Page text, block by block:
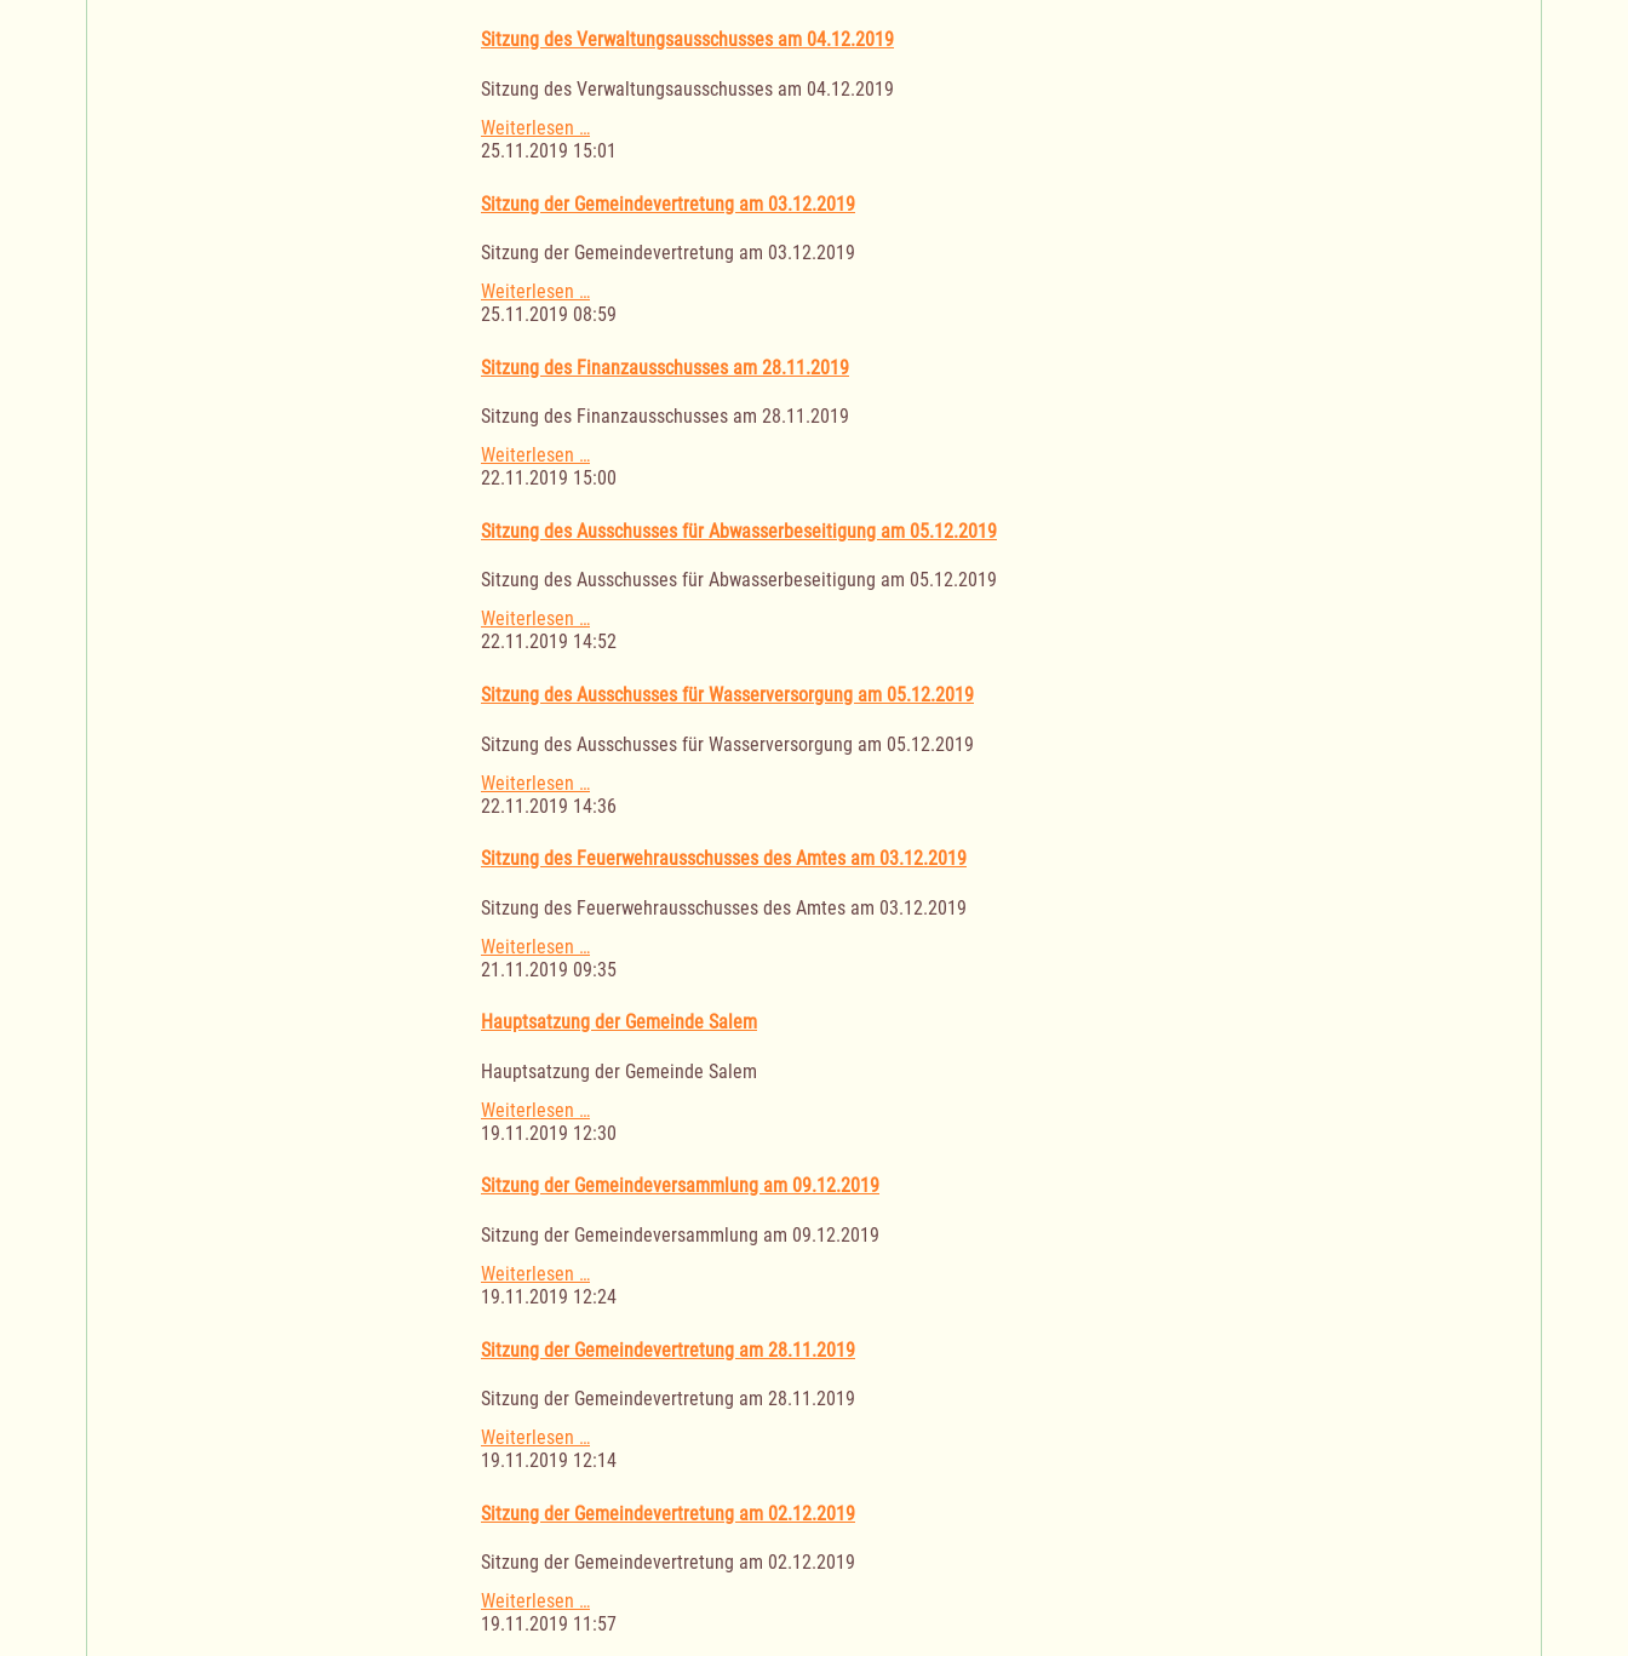
am
11.12.2019
Sitzung des Verwaltungsausschusses am 04.12.2019
Sitzung des Verwaltungsausschusses am 04.12.2019
Weiterlesen …Sitzung
des
am
04.12.2019
25.11.2019 15:01
Sitzung der Gemeindevertretung am 03.12.2019
Sitzung der Gemeindevertretung am 03.12.2019
Weiterlesen …Sitzung
der
am
03.12.2019
25.11.2019 08:59
Sitzung des Finanzausschusses am 28.11.2019
Sitzung des Finanzausschusses am 28.11.2019
Weiterlesen …Sitzung
des
am
28.11.2019
22.11.2019 15:00
Sitzung des Ausschusses für Abwasserbeseitigung am 05.12.2019
Sitzung des Ausschusses für Abwasserbeseitigung am 05.12.2019
Weiterlesen …Sitzung
des
für
Abwasserbeseitigung
05.12.2019
22.11.2019 14:52
Sitzung des Ausschusses für Wasserversorgung am 05.12.2019
Sitzung des Ausschusses für Wasserversorgung am 05.12.2019
Weiterlesen …
des
für
Wasserversorgung
05.12.2019
22.11.2019 14:36
Sitzung des Feuerwehrausschusses des Amtes am 03.12.2019
Sitzung des Feuerwehrausschusses des Amtes am 03.12.2019
Weiterlesen …
des
des
Amtes
am
03.12.2019
21.11.2019 09:35
Hauptsatzung der Gemeinde Salem
Hauptsatzung der Gemeinde Salem
Weiterlesen …Hauptsatzung
der
Salem
19.11.2019 12:30
Sitzung der Gemeindeversammlung am 09.12.2019
Sitzung der Gemeindeversammlung am 09.12.2019
Weiterlesen …Sitzung
der
am
09.12.2019
19.11.2019 12:24
Sitzung der Gemeindevertretung am 28.11.2019
Sitzung der Gemeindevertretung am 28.11.2019
Weiterlesen …Sitzung
der
am
28.11.2019
19.11.2019 12:14
Sitzung der Gemeindevertretung am 02.12.2019
Sitzung der Gemeindevertretung am 02.12.2019
Weiterlesen …Sitzung
der
19.11.2019 11:57